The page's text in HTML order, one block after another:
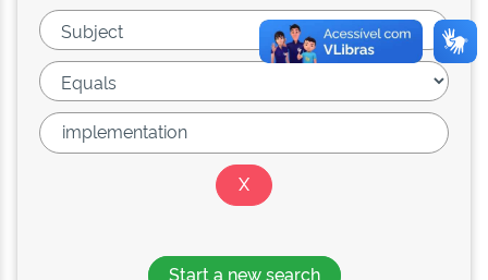
Start a new search